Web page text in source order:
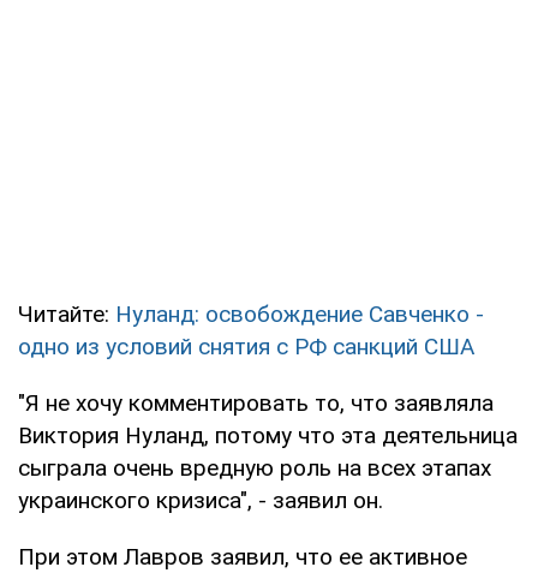
Читайте: Нуланд: освобождение Савченко -
одно из условий снятия с РФ санкций США
"Я не хочу комментировать то, что заявляла
Виктория Нуланд, потому что эта деятельница
сыграла очень вредную роль на всех этапах
украинского кризиса", - заявил он.
При этом Лавров заявил, что ее активное